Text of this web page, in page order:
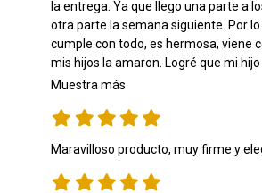
la entrega. Ya que llego una parte a
otra parte la semana siguiente. Por
cumple con todo, es hermosa, viene
mis hijos la amaron. Logré que mi
Muestra más
Maravilloso producto, muy firme y